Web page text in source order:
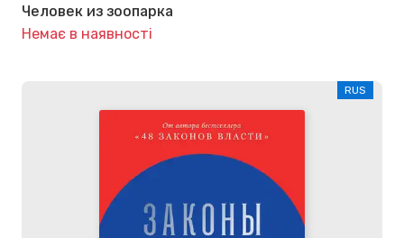
Человек из зоопарка
Немає в наявності
RUS